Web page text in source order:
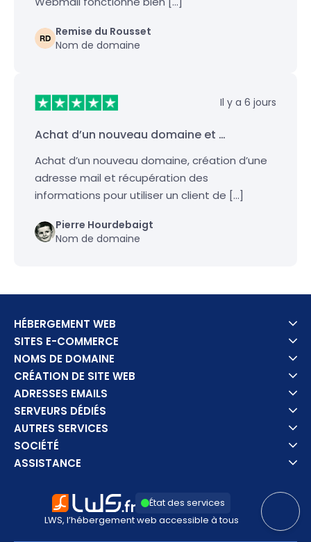
Remise du Rousset
Nom de domaine
Il y a 6 jours
Achat d’un nouveau domaine et …
Achat d’un nouveau domaine, création d’une
adresse mail et récupération des
informations pour utiliser un client de […]
Pierre Hourdebaigt
Nom de domaine
HÉBERGEMENT WEB
SITES E-COMMERCE
NOMS DE DOMAINE
CRÉATION DE SITE WEB
ADRESSES EMAILS
SERVEURS DÉDIÉS
AUTRES SERVICES
SOCIÉTÉ
ASSISTANCE
État des services
LWS, l’hébergement web accessible à tous